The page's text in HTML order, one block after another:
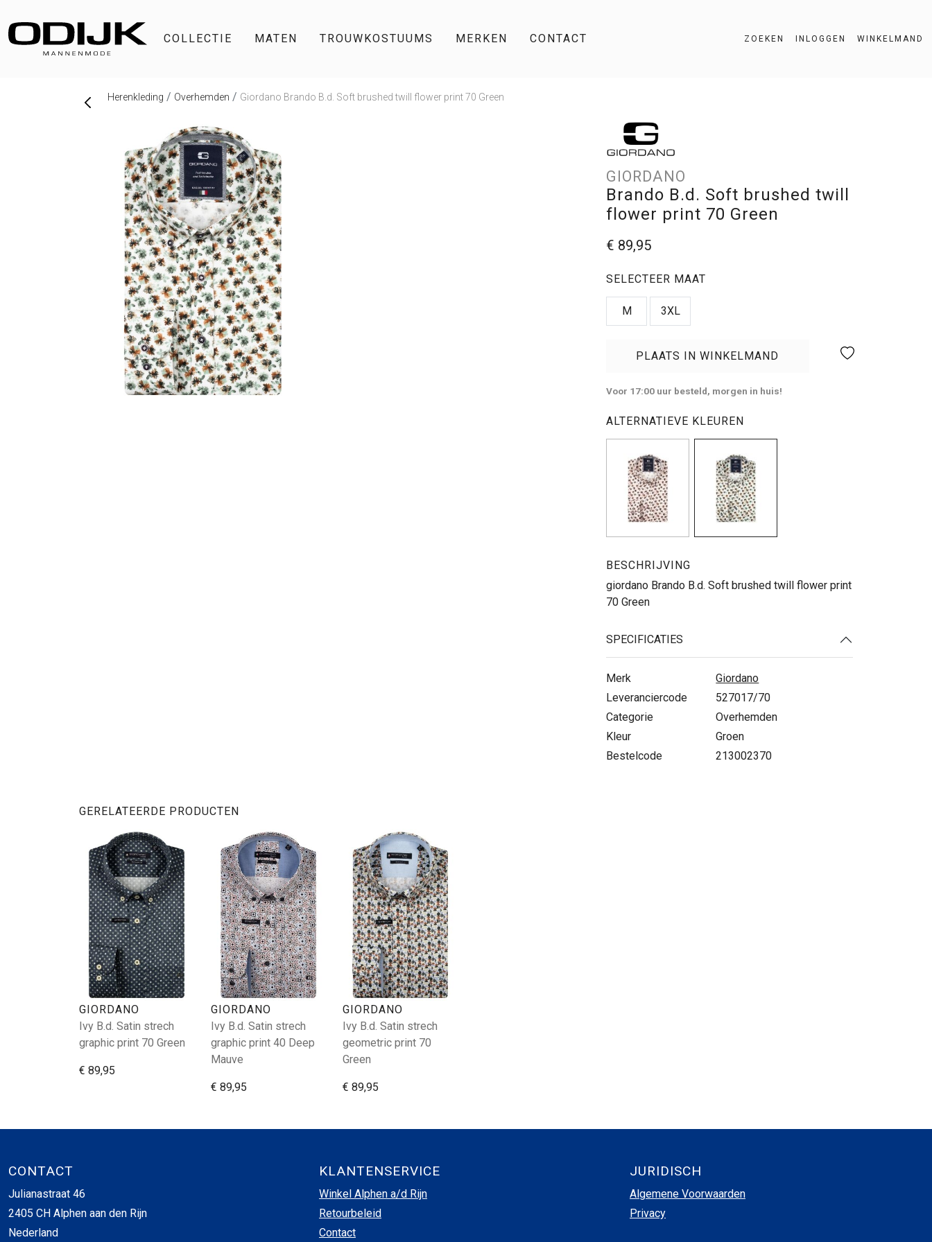
COLLECTIE MATEN TROUWKOSTUUMS MERKEN CONTACT ZOEKEN INLOGGEN WINKELMAND
Herenkleding Overhemden Giordano Brando B.d. Soft brushed twill flower print 70 Green
GIORDANO
Brando B.d. Soft brushed twill
flower print 70 Green
€ 89,95
SELECTEER MAAT
M 3XL
PLAATS IN WINKELMAND
Voor 17:00 uur besteld, morgen in huis!
ALTERNATIEVE KLEUREN
BESCHRIJVING
giordano Brando B.d. Soft brushed twill flower print
70 Green
SPECIFICATIES
Merk
Giordano
Leveranciercode
527017/70
Categorie
Overhemden
Kleur
Groen
Bestelcode
213002370
GERELATEERDE PRODUCTEN
GIORDANO
Ivy B.d. Satin strech
graphic print 70 Green
€ 89,95
GIORDANO
Ivy B.d. Satin strech
graphic print 40 Deep
Mauve
€ 89,95
GIORDANO
Ivy B.d. Satin strech
geometric print 70
Green
€ 89,95
CONTACT
Julianastraat 46
2405 CH Alphen aan den Rijn
Nederland
KLANTENSERVICE
Winkel Alphen a/d Rijn
Retourbeleid
Contact
JURIDISCH
Algemene Voorwaarden
Privacy